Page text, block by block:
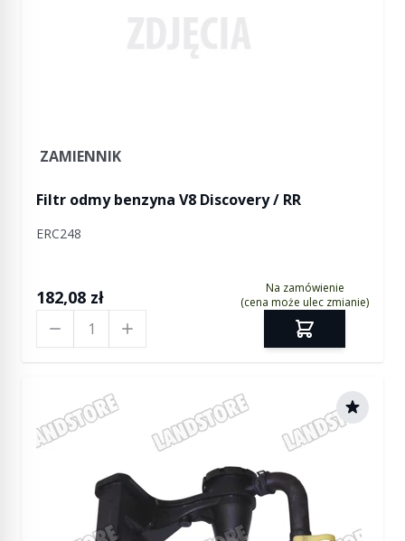
ZAMIENNIK
Filtr odmy benzyna V8 Discovery / RR
ERC248
182,08 zł
Na zamówienie
(cena może ulec zmianie)